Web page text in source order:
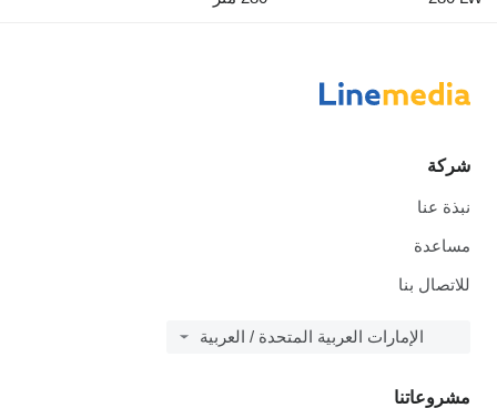
شركة
نبذة عنا
مساعدة
للاتصال بنا
الإمارات العربية المتحدة / العربية
مشروعاتنا